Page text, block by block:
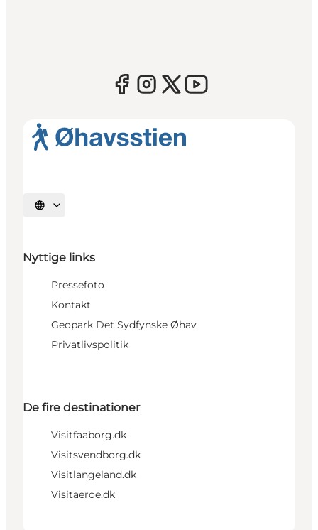
Vælg sprog
Nyttige links
Pressefoto
Kontakt
Geopark Det Sydfynske Øhav
Privatlivspolitik
De fire destinationer
Visitfaaborg.dk
Visitsvendborg.dk
Visitlangeland.dk
Visitaeroe.dk